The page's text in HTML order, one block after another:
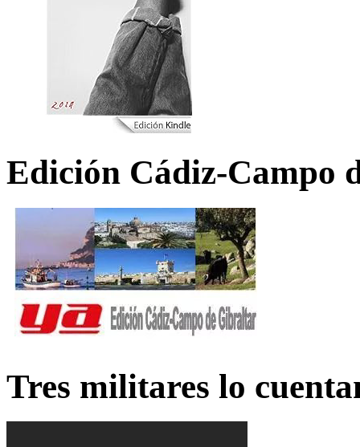
Edición Cádiz-Campo
Tres militares lo